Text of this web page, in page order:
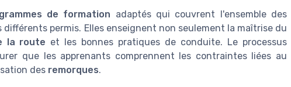
de formation adaptés qui couvrent l'ensemble des
permis. Elles enseignent non seulement la maîtrise du
la route et les bonnes pratiques de conduite. Le processus
que les apprenants comprennent les contraintes liées au
des remorques.